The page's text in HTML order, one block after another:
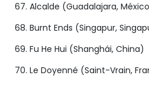
67. Alcalde (Guadalajara,
68. Burnt Ends (Singapur,
69. Fu He Hui (Shanghái, China)
70. Le Doyenné (Saint-Vrain,